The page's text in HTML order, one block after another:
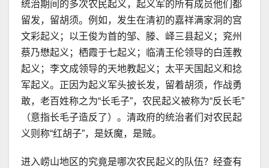
统治期间的多次农民起义，起义军的所有成员他们都
留发，留胡须。例如，发生在清初的嘉祥满家洞的宫
文彩起义；以王俊为首的邹、滕、峄三县起义；兖州
蔡乃懋起义；栖霞于七起义；临清王伦领导的白莲教
起义；李文成领导的天地教起义；太平天国起义和捻
军起义。正因为起义军头披长发，留着胡须，作战勇
敢，老百姓称之为“长毛子”，农民起义被称为“反长毛”
（意指长毛子造反了）。清政府的统治者们对农民起
义则称“红胡子”，是妖魔，是贼。
进入崂山地区的究竟是哪次农民起义的队伍？经查有